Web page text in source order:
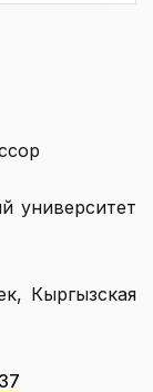
университет
Кыргызская